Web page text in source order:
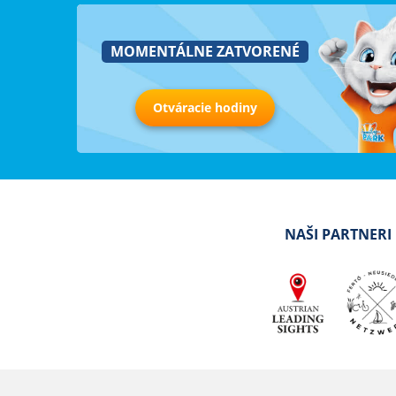
MOMENTÁLNE ZATVORENÉ
Otváracie hodiny
NAŠI PARTNERI